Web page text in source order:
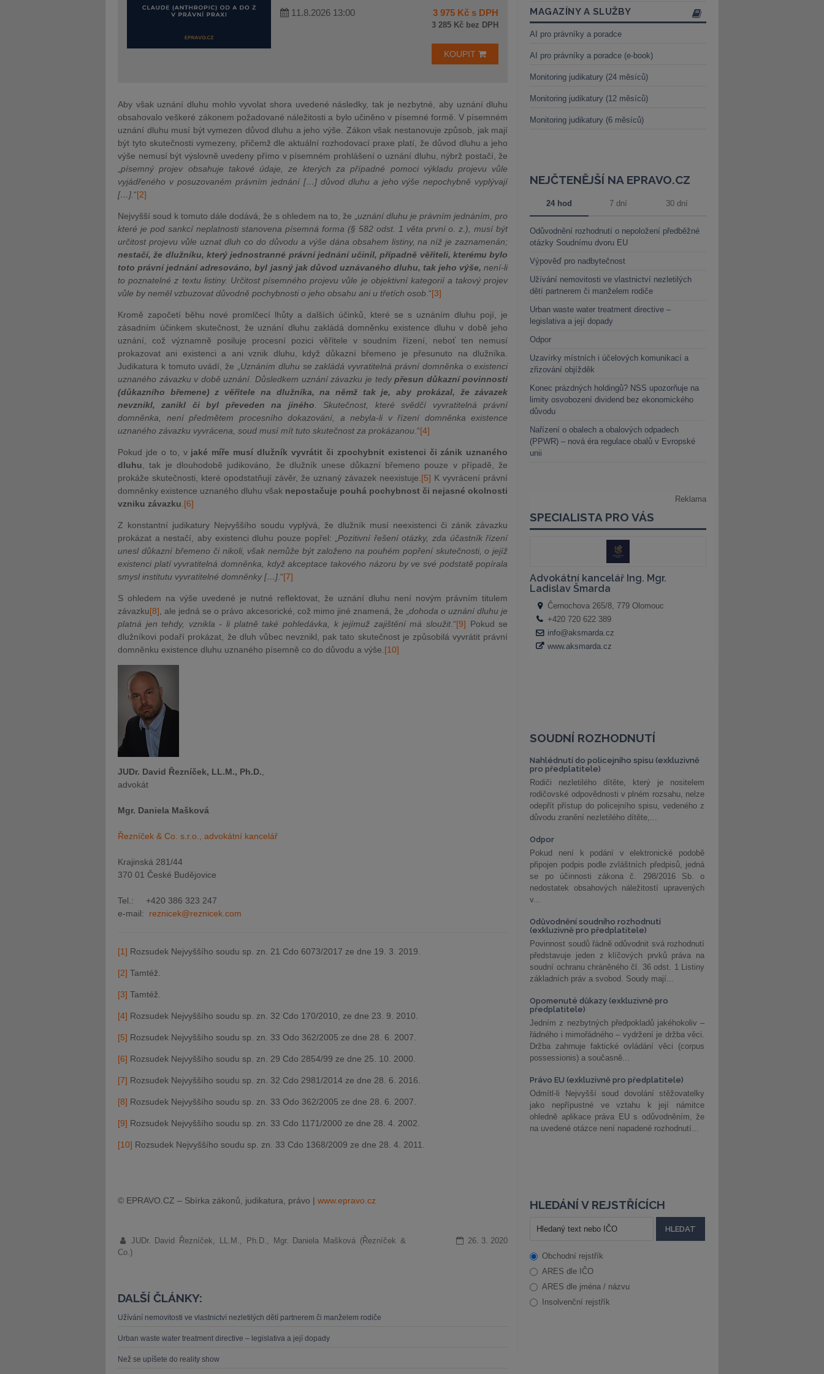
11.8.2026 13:00 3 975 Kč s DPH
3 285 Kč bez DPH
KOUPIT
Aby však uznání dluhu mohlo vyvolat shora uvedené následky, tak je nezbytné, aby uznání dluhu
obsahovalo veškeré zákonem požadované náležitosti a bylo učiněno v písemné formě. V písemném
uznání dluhu musí být vymezen důvod dluhu a jeho výše. Zákon však nestanovuje způsob, jak mají
být tyto skutečnosti vymezeny, přičemž dle aktuální rozhodovací praxe platí, že důvod dluhu a jeho
výše nemusí být výslovně uvedeny přímo v písemném prohlášení o uznání dluhu, nýbrž postačí, že
písemný projev obsahuje takové údaje, ze kterých za případné pomoci výkladu projevu vůle
vyjádřeného v posuzovaném právním jednání […] důvod dluhu a jeho výše nepochybně vyplývají
[…]. “[2]
Nejvyšší soud k tomuto dále dodává, že s ohledem na to, že „ uznání dluhu je právním jednáním, pro
které je pod sankcí neplatnosti stanovena písemná forma (§ 582 odst. 1 věta první o. z.), musí být
určitost projevu vůle uznat dluh co do důvodu a výše dána obsahem listiny, na níž je zaznamenán;
nestačí, že dlužníku, který jednostranné právní jednání učinil, případně věřiteli, kterému bylo
toto právní jednání adresováno, byl jasný jak důvod uznávaného dluhu, tak jeho výše, není-li
to poznatelné z textu listiny. Určitost písemného projevu vůle je objektivní kategorií a takový projev
vůle by neměl vzbuzovat důvodně pochybnosti o jeho obsahu ani u třetích osob .“[3]
Kromě započetí běhu nové promlčecí lhůty a dalších účinků, které se s uznáním dluhu pojí, je
zásadním účinkem skutečnost, že uznání dluhu zakládá domněnku existence dluhu v době jeho
uznání, což významně posiluje procesní pozici věřitele v soudním řízení, neboť ten nemusí
prokazovat ani existenci a ani vznik dluhu, když důkazní břemeno je přesunuto na dlužníka.
Judikatura k tomuto uvádí, že „ Uznáním dluhu se zakládá vyvratitelná právní domněnka o existenci
uznaného závazku v době uznání. Důsledkem uznání závazku je tedypřesun důkazní povinnosti
(důkazního břemene) z věřitele na dlužníka, na němž tak je, aby prokázal, že závazek
nevznikl, zanikl či byl převeden na jiného . Skutečnost, které svědčí vyvratitelná právní
domněnka, není předmětem procesního dokazování, a nebyla-li v řízení domněnka existence
uznaného závazku vyvrácena, soud musí mít tuto skutečnost za prokázanou .“[4]
Pokud jde o to, v jaké míře musí dlužník vyvrátit či zpochybnit existenci či zánik uznaného
dluhu , tak je dlouhodobě judikováno, že dlužník unese důkazní břemeno pouze v případě, že
prokáže skutečnosti, které opodstatňují závěr, že uznaný závazek neexistuje. [5] K vyvrácení právní
domněnky existence uznaného dluhu však nepostačuje pouhá pochybnost či nejasné okolnosti
vzniku závazku [6]
Z konstantní judikatury Nejvyššího soudu vyplývá, že dlužník musí neexistenci či zánik závazku
prokázat a nestačí, aby existenci dluhu pouze popřel: „ Pozitivní řešení otázky, zda účastník řízení
unesl důkazní břemeno či nikoli, však nemůže být založeno na pouhém popření skutečnosti, o jejíž
existenci platí vyvratitelná domněnka, když akceptace takového názoru by ve své podstatě popírala
smysl institutu vyvratitelné domněnky […] .“[7]
S ohledem na výše uvedené je nutné reflektovat, že uznání dluhu není novým právním titulem
závazku[8] , ale jedná se o právo akcesorické, což mimo jiné znamená, že „dohoda o uznání dluhu je
platná jen tehdy, vznikla - li platně také pohledávka, k jejímuž zajištění má sloužit .“[9] Pokud se
dlužníkovi podaří prokázat, že dluh vůbec nevznikl, pak tato skutečnost je způsobilá vyvrátit právní
domněnku existence dluhu uznaného písemně co do důvodu a výše. [10]
JUDr. David Řezníček, LL.M., Ph.D.
advokát
Mgr. Daniela Mašková
Řezníček & Co. s.r.o., advokátní kancelář
Krajinská 281/44
370 01 České Budějovice
Tel.: +420 386 323 247
e-mail: reznicek@reznicek.com
[1] Rozsudek Nejvyššího soudu sp. zn. 21 Cdo 6073/2017 ze dne 19. 3. 2019.
[2] Tamtéž.
[3] Tamtéž.
[4] Rozsudek Nejvyššího soudu sp. zn. 32 Cdo 170/2010, ze dne 23. 9. 2010.
[5] Rozsudek Nejvyššího soudu sp. zn. 33 Odo 362/2005 ze dne 28. 6. 2007.
[6] Rozsudek Nejvyššího soudu sp. zn. 29 Cdo 2854/99 ze dne 25. 10. 2000.
[7] Rozsudek Nejvyššího soudu sp. zn. 32 Cdo 2981/2014 ze dne 28. 6. 2016.
[8] Rozsudek Nejvyššího soudu sp. zn. 33 Odo 362/2005 ze dne 28. 6. 2007.
[9] Rozsudek Nejvyššího soudu sp. zn. 33 Cdo 1171/2000 ze dne 28. 4. 2002.
[10] Rozsudek Nejvyššího soudu sp. zn. 33 Cdo 1368/2009 ze dne 28. 4. 2011.
© EPRAVO.CZ – Sbírka zákonů, judikatura, právo | www.epravo.cz
JUDr. David Řezníček, LL.M., Ph.D., Mgr. Daniela Mašková (Řezníček &
Co.)
26. 3. 2020
DALŠÍ ČLÁNKY:
Užívání nemovitosti ve vlastnictví nezletilých dětí partnerem či manželem rodiče
Urban waste water treatment directive – legislativa a její dopady
Než se upíšete do reality show
MAGAZÍNY A SLUŽBY
AI pro právníky a poradce
AI pro právníky a poradce (e-book)
Monitoring judikatury (24 měsíců)
Monitoring judikatury (12 měsíců)
Monitoring judikatury (6 měsíců)
NEJČTENĚJŠÍ NA EPRAVO.CZ
24 hod 7 dní 30 dní
Odůvodnění rozhodnutí o nepoložení předběžné
otázky Soudnímu dvoru EU
Výpověď pro nadbytečnost
Užívání nemovitosti ve vlastnictví nezletilých
dětí partnerem či manželem rodiče
Urban waste water treatment directive –
legislativa a její dopady
Odpor
Uzavírky místních i účelových komunikací a
zřizování objížděk
Konec prázdných holdingů? NSS upozorňuje na
limity osvobození dividend bez ekonomického
důvodu
Nařízení o obalech a obalových odpadech
(PPWR) – nová éra regulace obalů v Evropské
unii
SOUDNÍ ROZHODNUTÍ
Nahlédnutí do policejního spisu (exkluzivně
pro předplatitele)
Rodiči nezletilého dítěte, který je nositelem
rodičovské odpovědnosti v plném rozsahu, nelze
odepřít přístup do policejního spisu, vedeného z
důvodu zranění nezletilého dítěte,...
Odpor
Pokud není k podání v elektronické podobě
připojen podpis podle zvláštních předpisů, jedná
se po účinnosti zákona č. 298/2016 Sb. o
nedostatek obsahových náležitostí upravených
v...
Odůvodnění soudního rozhodnutí
(exkluzivně pro předplatitele)
Povinnost soudů řádně odůvodnit svá rozhodnutí
představuje jeden z klíčových prvků práva na
soudní ochranu chráněného čl. 36 odst. 1 Listiny
základních práv a svobod. Soudy mají...
Opomenuté důkazy (exkluzivně pro
předplatitele)
Jedním z nezbytných předpokladů jakéhokoliv –
řádného i mimořádného – vydržení je držba věci.
Držba zahrnuje faktické ovládání věci (corpus
possessionis) a současně...
Právo EU (exkluzivně pro předplatitele)
Odmítl-li Nejvyšší soud dovolání stěžovatelky
jako nepřípustné ve vztahu k její námitce
ohledně aplikace práva EU s odůvodněním, že
na uvedené otázce není napadené rozhodnutí...
HLEDÁNÍ V REJSTŘÍCÍCH
Obchodní rejstřík
ARES dle IČO
ARES dle jména / názvu
Insolvenční rejstřík